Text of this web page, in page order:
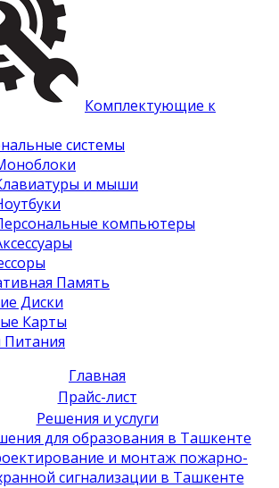
Комплектующие к
системы
и мыши
компьютеры
Память
Диски
Карты
Питания
Главная
Прайс-лист
Решения и услуги
для образования в Ташкенте
и монтаж пожарно-
сигнализации в Ташкенте